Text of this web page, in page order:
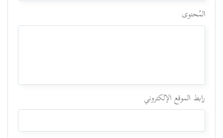
المُحتوى
رابط الموقع الإلكتروني